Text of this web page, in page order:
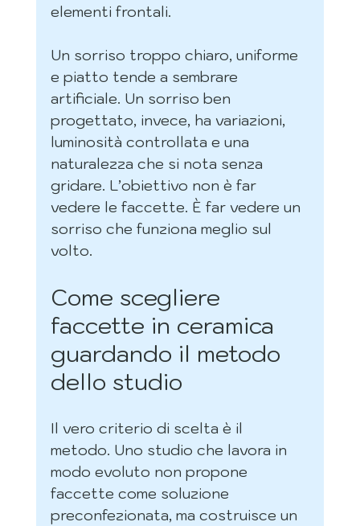
elementi frontali.
Un sorriso troppo chiaro, uniforme
e piatto tende a sembrare
artificiale. Un sorriso ben
progettato, invece, ha variazioni,
luminosità controllata e una
naturalezza che si nota senza
gridare. L’obiettivo non è far
vedere le faccette. È far vedere un
sorriso che funziona meglio sul
volto.
Come scegliere
faccette in ceramica
guardando il metodo
dello studio
Il vero criterio di scelta è il
metodo. Uno studio che lavora in
modo evoluto non propone
faccette come soluzione
preconfezionata, ma costruisce un